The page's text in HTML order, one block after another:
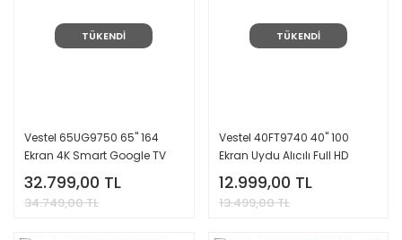
TÜKENDİ
Vestel 65UG9750 65'' 164
Ekran 4K Smart Google TV
32.799,00 TL
34.749,00 TL
TÜKENDİ
Vestel 40FT9740 40'' 100
Ekran Uydu Alıcılı Full HD
Smart LED TV
12.999,00 TL
13.499,00 TL